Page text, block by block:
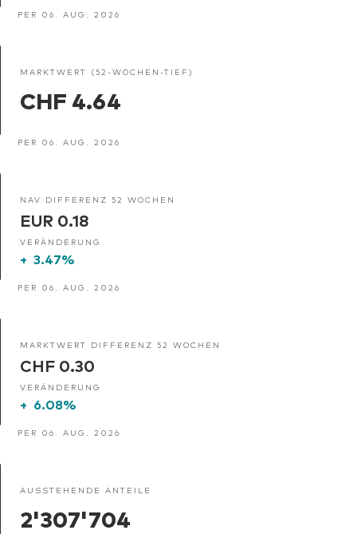
PER 06. AUG. 2026
MARKTWERT (52-WOCHEN-TIEF)
CHF 4.64
PER 06. AUG. 2026
NAV DIFFERENZ 52 WOCHEN
EUR 0.18
VERÄNDERUNG
+ 3.47%
PER 06. AUG. 2026
MARKTWERT DIFFERENZ 52 WOCHEN
CHF 0.30
VERÄNDERUNG
+ 6.08%
PER 06. AUG. 2026
AUSSTEHENDE ANTEILE
2'307'704